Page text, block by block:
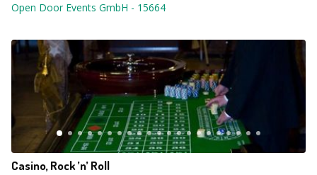
Open Door Events GmbH - 15664
Casino, Rock ’n’ Roll